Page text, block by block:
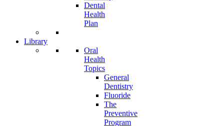
Dental
Health
Plan
Library
Oral
Health
Topics
General
Dentistry
Fluoride
The
Preventive
Program